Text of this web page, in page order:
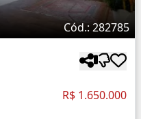
Cód.: 282785
R$ 1.650.000